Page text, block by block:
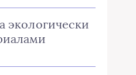
экологически